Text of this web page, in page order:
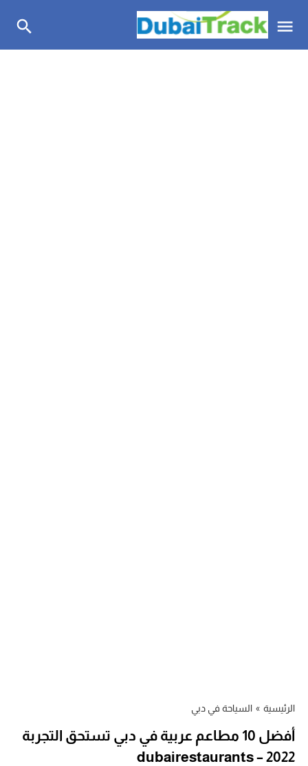
الرئيسية » السياحة في دبي
أفضل 10 مطاعم عربية في دبي تستحق التجربة
2022 – dubairestaurants